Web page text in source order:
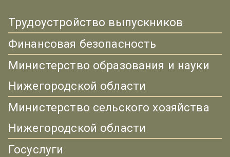
Трудоустройство выпускников
Финансовая безопасность
Министерство образования и науки
Нижегородской области
Министерство сельского хозяйства
Нижегородской области
Госуслуги